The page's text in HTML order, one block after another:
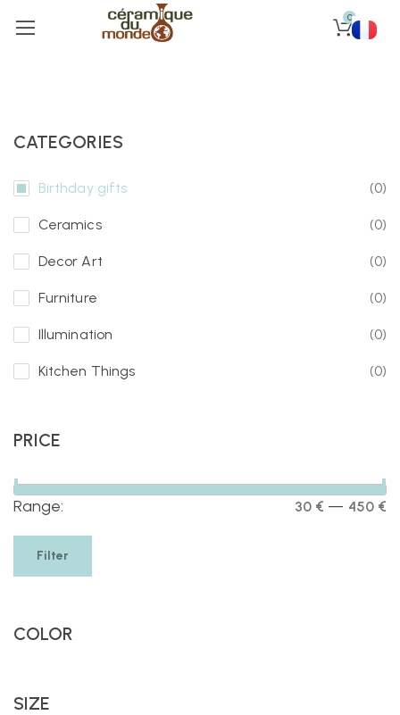
0
CATEGORIES
Birthday gifts (0)
Ceramics (0)
Decor Art (0)
Furniture (0)
Illumination (0)
Kitchen Things (0)
PRICE
Range: 30 € — 450 €
Filter
COLOR
SIZE